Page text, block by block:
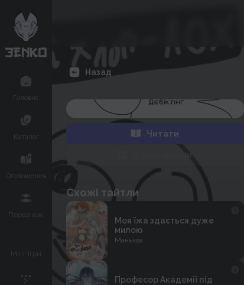
Головна
Каталог
Оголошення
Персонажі
Міні-Ігри
Назад
Читати
Схожі тайтли
Моя їжа здається дуже
милою
Маньхва
Професор Академії під